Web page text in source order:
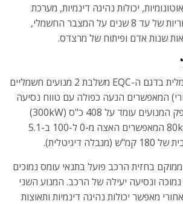
יכולות נהיגה דינמיות, מערכת
MBUX מעודכנת ואחריות של עד 8 שנים על המצבר החשמלי,
שנות אדם ופיתוח של מרצדס.
מערכת ההנעה החשמלית בדגם ה-EQC משלבת 2 מנועים חשמליים
המאפשרים הנעה כפולה עם טווח נסיעה
של עד 412 ק"מ. הספק המנועים עומד על 408 כ"ס (300kW)
וסוללה בקיבולת 80kWh המאפשרים האצה מ-0 ל-100 ב-5.1
דיגיטלית).
בחזית הרכב פועל בתנאי עומס נמוכים
ונסיעה יעילה של הרכב. המנוע השני
מאפשר יכולות נהיגה דינמיות ותאוצות